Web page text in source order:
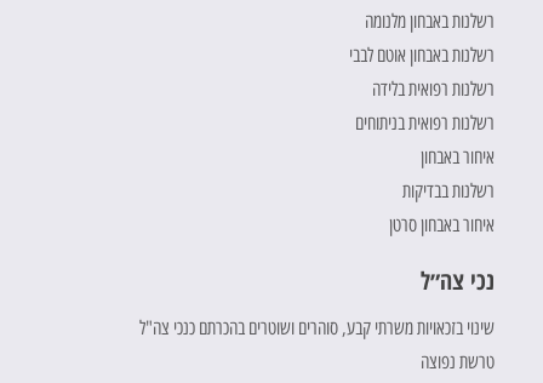
רשלנות באבחון מלנומה
רשלנות באבחון אוטם לבבי
רשלנות רפואית בלידה
רשלנות רפואית בניתוחים
איחור באבחון
רשלנות בבדיקות
איחור באבחון סרטן
נכי צה״ל
שינוי בזכאויות משרתי קבע, סוהרים ושוטרים בהכרתם כנכי צה"ל
טרשת נפוצה